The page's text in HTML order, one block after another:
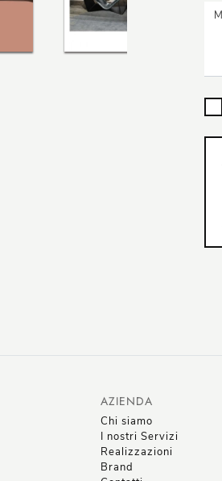
AZIENDA
Chi siamo
I nostri Servizi
Realizzazioni
Brand